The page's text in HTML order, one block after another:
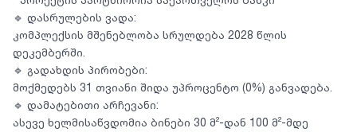
🔹 დასრულების ვადა:
კომპლექსის მშენებლობა სრულდება 2028 წლის
დეკემბერში.
🔹 გადახდის პირობები:
მოქმედებს 31 თვიანი შიდა უპროცენტო (0%) განვადება.
🔹 დამატებითი არჩევანი:
ასევე ხელმისაწვდომია ბინები 30 მ²-დან 100 მ²-მდე